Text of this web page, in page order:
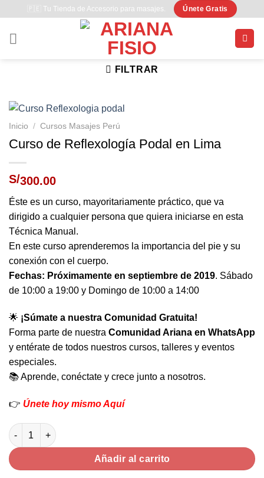
contenido
🇵🇪 Tu Tienda de Accesorio para masajes. Únete Gratis
FILTRAR
Inicio / Cursos Masajes Perú
Curso de Reflexología Podal en Lima
S/300.00
Éste es un curso, mayoritariamente práctico, que va
dirigido a cualquier persona que quiera iniciarse en esta
Técnica Manual.
En este curso aprenderemos la importancia del pie y su
conexión con el cuerpo.
Fechas: Próximamente en septiembre de 2019. Sábado
de 10:00 a 19:00 y Domingo de 10:00 a 14:00
🌟 ¡Súmate a nuestra Comunidad Gratuita!
Forma parte de nuestra Comunidad Ariana en WhatsApp
y entérate de todos nuestros cursos, talleres y eventos
especiales.
📚 Aprende, conéctate y crece junto a nosotros.
👉 Únete hoy mismo Aquí
Curso de Reflexología Podal en Lima cantidad
Añadir al carrito